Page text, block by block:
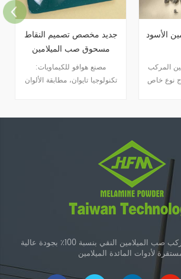
جديد مخصص تصميم النقاط
مسحوق صب الميلامين
مصنع هوافو للكيماويات:
تكنولوجيا تايوان، مطابقة الألوان
الأسود
المركب
نوع خاص
الشركة المصنعة لمركب صب الميلامين النقي بنسبة 100٪ بجودة عالية
لأدوات المائدة الميلامين